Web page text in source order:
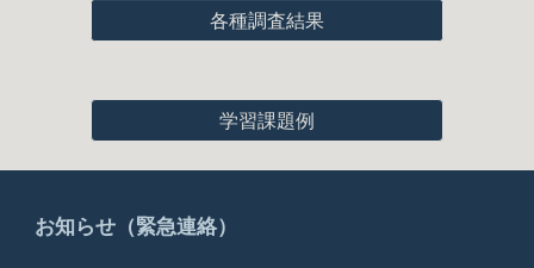
各種調査結果
学習課題例
お知らせ（緊急連絡）